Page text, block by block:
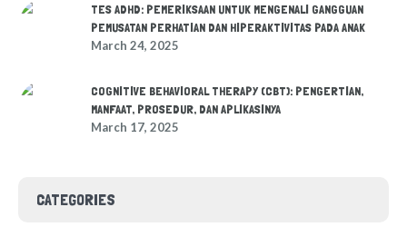
TES ADHD: PEMERIKSAAN UNTUK MENGENALI GANGGUAN
PEMUSATAN PERHATIAN DAN HIPERAKTIVITAS PADA ANAK
March 24, 2025
COGNITIVE BEHAVIORAL THERAPY (CBT): PENGERTIAN,
MANFAAT, PROSEDUR, DAN APLIKASINYA
March 17, 2025
CATEGORIES